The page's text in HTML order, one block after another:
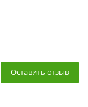
Оставить отзыв